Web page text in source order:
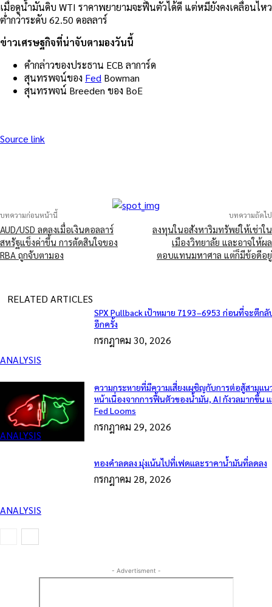
เมื่อดูน้ำมันดิบ WTI ราคาพยายามจะฟื้นตัวได้ดี แต่หมียังคงเคลื่อนไหว
ต่ำกว่าระดับ 62.50 ดอลลาร์
ข่าวเศรษฐกิจที่น่าจับตามองวันนี้
คำกล่าวของประธาน ECB ลาการ์ด
สุนทรพจน์ของ Fed Bowman
สุนทรพจน์ Breeden ของ BoE
Source link
บทความก่อนหน้านี้
AUD/USD ลดลงเมื่อเงินดอลลาร์
สหรัฐแข็งค่าขึ้น การตัดสินใจของ
RBA ถูกจับตามอง
บทความถัดไป
ลงทุนในอสังหาริมทรัพย์ให้เช่าใน
เมืองวิทยาลัย และอาจให้ผล
ตอบแทนมหาศาล แต่ก็มีข้อดีอยู่
RELATED ARTICLES
ANALYSIS
SPX Pullback เป้าหมาย 7193–6953 ก่อนที่จะตีกลั
อีกครั้ง
กรกฎาคม 30, 2026
ANALYSIS
ความกระหายที่มีความเสี่ยงเผชิญกับการต่อสู้สามแน
หน้าเนื่องจากการฟื้นตัวของน้ำมัน, AI กังวลมากขึ้น
Fed Looms
กรกฎาคม 29, 2026
ANALYSIS
ทองคำลดลง มุ่งเน้นไปที่เฟดและราคาน้ำมันที่ลดลง
กรกฎาคม 28, 2026
- Advertisment -